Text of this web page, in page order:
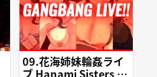
09.花海姉妹輪姦ライ
ブ Hanami Sisters G